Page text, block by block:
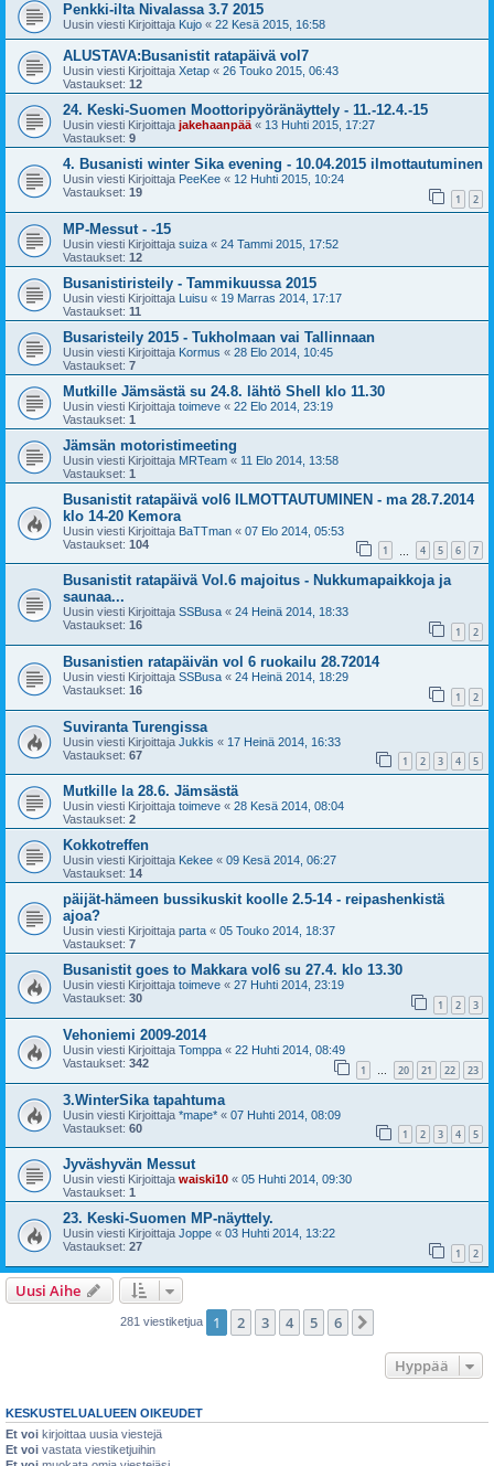
Penkki-ilta Nivalassa 3.7 2015
Uusin viesti Kirjoittaja Kujo « 22 Kesä 2015, 16:58
ALUSTAVA:Busanistit ratapäivä vol7
Uusin viesti Kirjoittaja Xetap « 26 Touko 2015, 06:43
Vastaukset: 12
24. Keski-Suomen Moottoripyöränäyttely - 11.-12.4.-15
Uusin viesti Kirjoittaja jakehaanpää « 13 Huhti 2015, 17:27
Vastaukset: 9
4. Busanisti winter Sika evening - 10.04.2015 ilmottautuminen
Uusin viesti Kirjoittaja PeeKee « 12 Huhti 2015, 10:24
Vastaukset: 19 1 2
MP-Messut - -15
Uusin viesti Kirjoittaja suiza « 24 Tammi 2015, 17:52
Vastaukset: 12
Busanistiristeily - Tammikuussa 2015
Uusin viesti Kirjoittaja Luisu « 19 Marras 2014, 17:17
Vastaukset: 11
Busaristeily 2015 - Tukholmaan vai Tallinnaan
Uusin viesti Kirjoittaja Kormus « 28 Elo 2014, 10:45
Vastaukset: 7
Mutkille Jämsästä su 24.8. lähtö Shell klo 11.30
Uusin viesti Kirjoittaja toimeve « 22 Elo 2014, 23:19
Vastaukset: 1
Jämsän motoristimeeting
Uusin viesti Kirjoittaja MRTeam « 11 Elo 2014, 13:58
Vastaukset: 1
Busanistit ratapäivä vol6 ILMOTTAUTUMINEN - ma 28.7.2014
klo 14-20 Kemora
Uusin viesti Kirjoittaja BaTTman « 07 Elo 2014, 05:53
Vastaukset: 104 1 4 5 6 7
Busanistit ratapäivä Vol.6 majoitus - Nukkumapaikkoja ja
saunaa...
Uusin viesti Kirjoittaja SSBusa « 24 Heinä 2014, 18:33
Vastaukset: 16 1 2
Busanistien ratapäivän vol 6 ruokailu 28.72014
Uusin viesti Kirjoittaja SSBusa « 24 Heinä 2014, 18:29
Vastaukset: 16 1 2
Suviranta Turengissa
Uusin viesti Kirjoittaja Jukkis « 17 Heinä 2014, 16:33
Vastaukset: 67 1 2 3 4 5
Mutkille la 28.6. Jämsästä
Uusin viesti Kirjoittaja toimeve « 28 Kesä 2014, 08:04
Vastaukset: 2
Kokkotreffen
Uusin viesti Kirjoittaja Kekee « 09 Kesä 2014, 06:27
Vastaukset: 14
päijät-hämeen bussikuskit koolle 2.5-14 - reipashenkistä
ajoa?
Uusin viesti Kirjoittaja parta « 05 Touko 2014, 18:37
Vastaukset: 7
Busanistit goes to Makkara vol6 su 27.4. klo 13.30
Uusin viesti Kirjoittaja toimeve « 27 Huhti 2014, 23:19
Vastaukset: 30 1 2 3
Vehoniemi 2009-2014
Uusin viesti Kirjoittaja Tomppa « 22 Huhti 2014, 08:49
Vastaukset: 342 1 20 21 22 23
3.WinterSika tapahtuma
Uusin viesti Kirjoittaja *mape* « 07 Huhti 2014, 08:09
Vastaukset: 60 1 2 3 4 5
Jyväshyvän Messut
Uusin viesti Kirjoittaja waiski10 « 05 Huhti 2014, 09:30
Vastaukset: 1
23. Keski-Suomen MP-näyttely.
Uusin viesti Kirjoittaja Joppe « 03 Huhti 2014, 13:22
Vastaukset: 27 1 2
Uusi Aihe
281 viestiketjua 1 2 3 4 5 6
Hyppää
KESKUSTELUALUEEN OIKEUDET
Et voi kirjoittaa uusia viestejä
Et voi vastata viestiketjuihin